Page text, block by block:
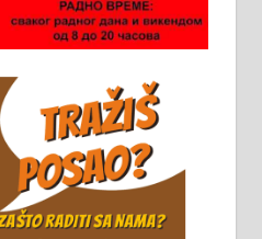
за рад на
промет” у
За више
лично на
Максима
радног дана од
465-045
димњака.